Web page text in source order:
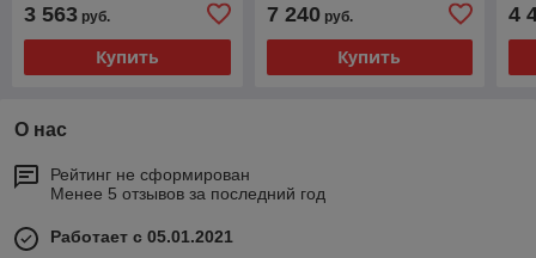
3 563 руб.
Купить
7 240руб.
Купить
4
О нас
Рейтинг не сформирован
Менее 5 отзывов за последний год
Работает с 05.01.2021